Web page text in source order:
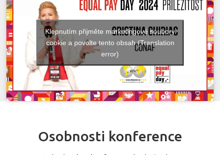
Klepnutím přijměte marketingové soubory
cookie a povolte tento obsah (Translation
error)
Osobnosti konference